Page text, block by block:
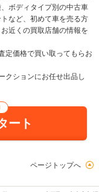
ボディタイプ別の中古車
など、初めて車を売る方
近くの買取店舗の情報を
定価格で買い取ってもらお
クションにお任せ出品し
ート
ページトップへ